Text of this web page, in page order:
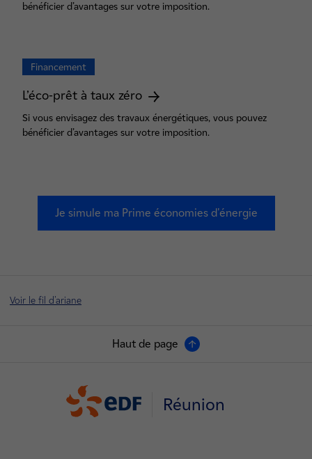
bénéficier d’avantages sur votre imposition.
Financement
L’éco-prêt à taux zéro
Si vous envisagez des travaux énergétiques, vous pouvez
bénéficier d’avantages sur votre imposition.
Je simule ma Prime économies d'énergie
Voir le fil d'ariane
Haut de page
Réunion